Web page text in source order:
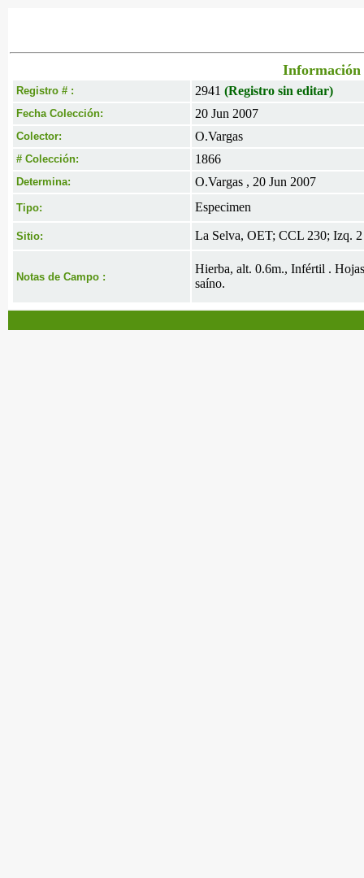
Información
Registro # : 2941 (Registro sin editar)
Fecha Colección: 20 Jun 2007
Colector: O.Vargas
# Colección: 1866
Determina: O.Vargas , 20 Jun 2007
Tipo: Especimen
Sitio: La Selva, OET; CCL 230; Izq.
Notas de Campo :
Hierba, alt. 0.6m., Infértil .
saíno.